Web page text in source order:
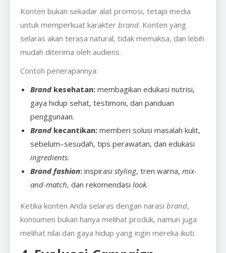
Konten bukan sekadar alat promosi, tetapi media
untuk memperkuat karakter brand. Konten yang
selaras akan terasa natural, tidak memaksa, dan lebih
mudah diterima oleh audiens.
Contoh penerapannya:
Brand kesehatan: membagikan edukasi nutrisi,
gaya hidup sehat, testimoni, dan panduan
penggunaan.
Brand kecantikan: memberi solusi masalah kulit,
sebelum–sesudah, tips perawatan, dan edukasi
ingredients.
Brand fashion: inspirasi styling, tren warna, mix-
and-match, dan rekomendasi look.
Ketika konten Anda selaras dengan narasi brand,
konsumen bukan hanya melihat produk, namun juga
melihat nilai dan gaya hidup yang ingin mereka ikuti.